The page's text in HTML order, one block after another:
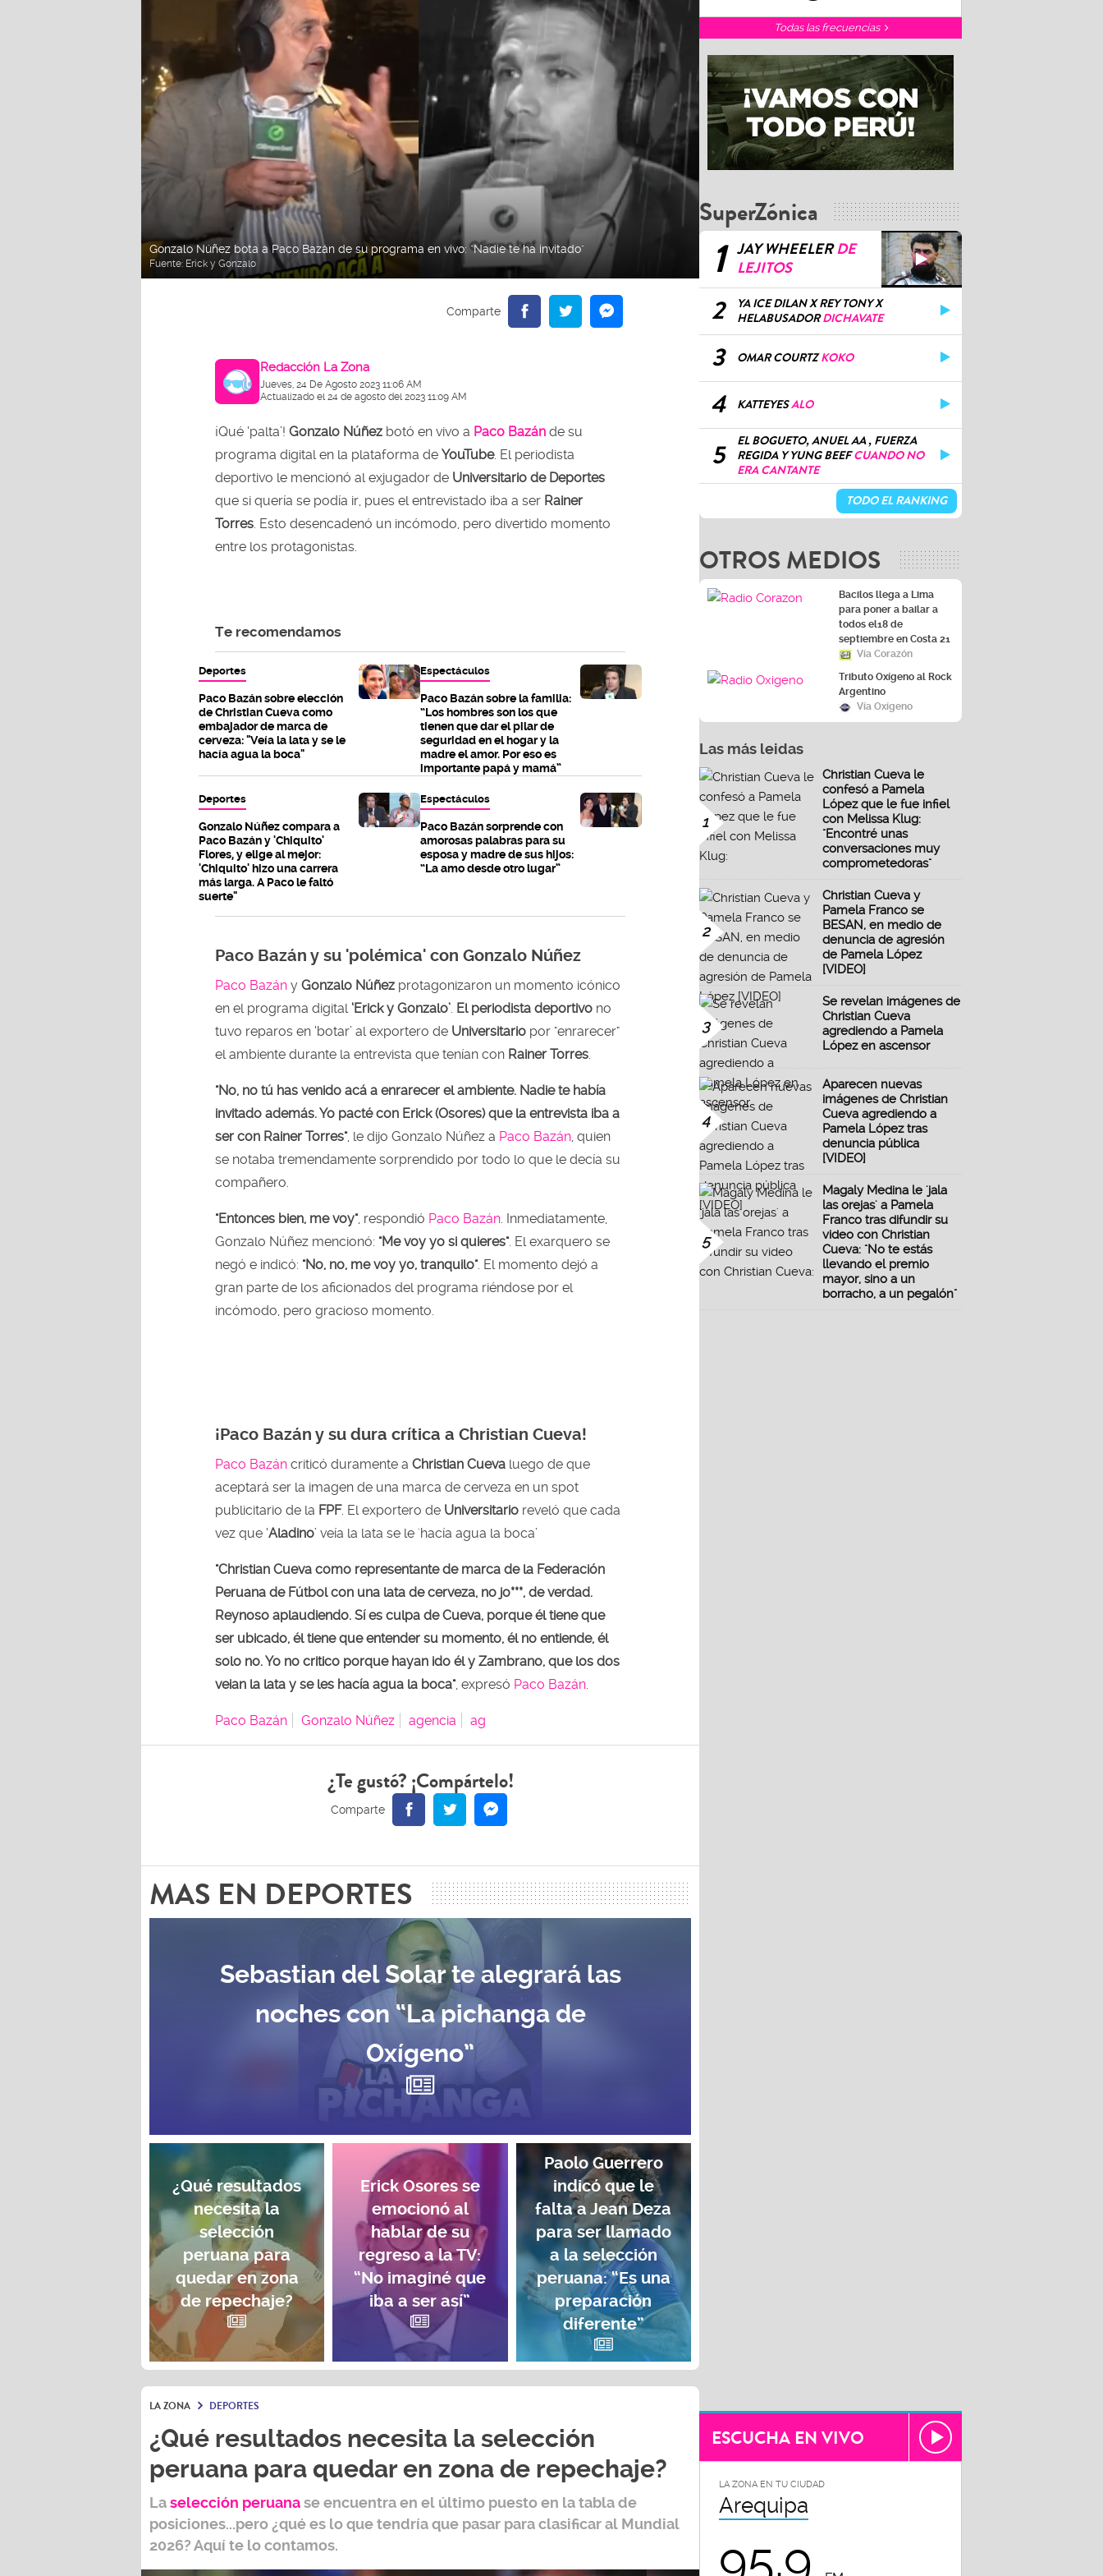
Gonzalo Núñez bota a Paco Bazán de su programa en vivo: "Nadie te ha invitado"
Fuente: Erick y Gonzalo
Redacción La Zona
Jueves, 24 De Agosto 2023 11:06 AM
Actualizado el 24 de agosto del 2023 11:09 AM
¡Qué ‘palta’! Gonzalo Núñez botó en vivo a Paco Bazán de su
programa digital en la plataforma de YouTube. El periodista
deportivo le mencionó al exjugador de Universitario de Deportes
que si quería se podía ir, pues el entrevistado iba a ser Rainer
Torres . Esto desencadenó un incómodo, pero divertido momento
entre los protagonistas.
Te recomendamos
Deportes
Paco Bazán sobre elección
de Christian Cueva como
embajador de marca de
cerveza: "Veía la lata y se le
hacía agua la boca"
Espectáculos
Paco Bazán sobre la familia:
“Los hombres son los que
tienen que dar el pilar de
seguridad en el hogar y la
madre el amor. Por eso es
importante papá y mamá”
Deportes
Gonzalo Núñez compara a
Paco Bazán y 'Chiquito'
Flores, y elige al mejor:
'Chiquito' hizo una carrera
más larga. A Paco le faltó
suerte"
Espectáculos
Paco Bazán sorprende con
amorosas palabras para su
esposa y madre de sus hijos:
“La amo desde otro lugar”
Paco Bazán y su 'polémica' con Gonzalo Núñez
Paco Bazán y Gonzalo Núñez protagonizaron un momento icónico
en el programa digital ‘Erick y Gonzalo’ El periodista deportivo no
tuvo reparos en ‘botar’ al exportero de Universitario por "enrarecer"
el ambiente durante la entrevista que tenían con Rainer Torres
"No, no tú has venido acá a enrarecer el ambiente. Nadie te había
invitado además. Yo pacté con Erick (Osores) que la entrevista iba a
ser con Rainer Torres", le dijo Gonzalo Núñez a Paco Bazán , quien
se notaba tremendamente sorprendido por todo lo que le decía su
compañero.
"Entonces bien, me voy", respondió Paco Bazán . Inmediatamente,
Gonzalo Núñez mencionó: "Me voy yo si quieres". El exarquero se
negó e indicó: "No, no, me voy yo, tranquilo". El momento dejó a
gran parte de los aficionados del programa riéndose por el
incómodo, pero gracioso momento.
¡Paco Bazán y su dura crítica a Christian Cueva!
Paco Bazán criticó duramente a Christian Cueva luego de que
aceptará ser la imagen de una marca de cerveza en un spot
publicitario de la FPF. El exportero de Universitario reveló que cada
vez que ‘Aladino’ veía la lata se le 'hacía agua la boca’
"Christian Cueva como representante de marca de la Federación
Peruana de Fútbol con una lata de cerveza, no jo***, de verdad.
Reynoso aplaudiendo. Sí es culpa de Cueva, porque él tiene que
ser ubicado, él tiene que entender su momento, él no entiende, él
solo no. Yo no critico porque hayan ido él y Zambrano, que los dos
veian la lata y se les hacía agua la boca", expresó Paco Bazán
Paco Bazán Gonzalo Núñez agencia ag
¿Te gustó? ¡Compártelo!
MAS EN DEPORTES
Sebastian del Solar te alegrará las
noches con “La pichanga de
Oxígeno”
¿Qué resultados
necesita la
selección
peruana para
quedar en zona
de repechaje?
Erick Osores se
emocionó al
hablar de su
regreso a la TV:
“No imaginé que
iba a ser así”
Paolo Guerrero
indicó que le
falta a Jean Deza
para ser llamado
a la selección
peruana: “Es una
preparación
diferente”
Todas las frecuencias
SuperZónica
1 JAY WHEELERDE
LEJITOS
2
YA ICE DILAN X REY TONY X
HELABUSADORDICHAVATE
3 OMAR COURTZKOKO
4 KATTEYESALO
5
EL BOGUETO, ANUEL AA , FUERZA
REGIDA Y YUNG BEEFCUANDO NO
ERA CANTANTE
TODO EL RANKING
OTROS MEDIOS
Bacilos llega a Lima
para poner a bailar a
todos el18 de
septiembre en Costa 21
Vía Corazón
Tributo Oxígeno al Rock
Argentino
Vía Oxígeno
Las más leidas
1
Christian Cueva le
confesó a Pamela
López que le fue infiel
con Melissa Klug:
"Encontré unas
conversaciones muy
comprometedoras"
2
Christian Cueva y
Pamela Franco se
BESAN, en medio de
denuncia de agresión
de Pamela López
[VIDEO]
3
Se revelan imágenes de
Christian Cueva
agrediendo a Pamela
López en ascensor
4
Aparecen nuevas
imágenes de Christian
Cueva agrediendo a
Pamela López tras
denuncia pública
[VIDEO]
5
Magaly Medina le 'jala
las orejas' a Pamela
Franco tras difundir su
video con Christian
Cueva: "No te estás
llevando el premio
mayor, sino a un
borracho, a un pegalón"
LA ZONA DEPORTES
¿Qué resultados necesita la selección
peruana para quedar en zona de repechaje?
Laselección peruanase encuentra en el último puesto en la tabla de
posiciones...pero ¿qué es lo que tendría que pasar para clasificar al Mundial
2026?Aquí te lo contamos.
ESCUCHA EN VIVO
LA ZONA EN TU CIUDAD
Arequipa
95.9